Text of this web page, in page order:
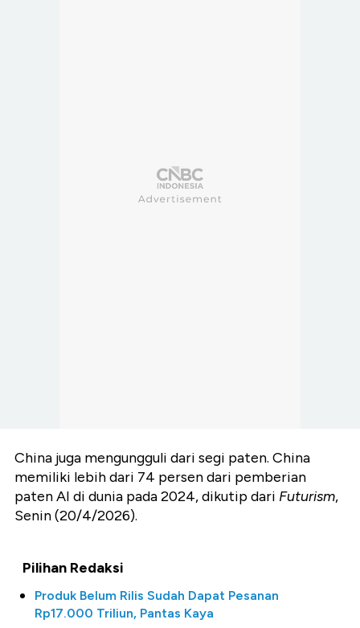
China juga mengungguli dari segi paten. China
memiliki lebih dari 74 persen dari pemberian
paten AI di dunia pada 2024, dikutip dari Futurism,
Senin (20/4/2026).
Pilihan Redaksi
Produk Belum Rilis Sudah Dapat Pesanan
Rp17.000 Triliun, Pantas Kaya